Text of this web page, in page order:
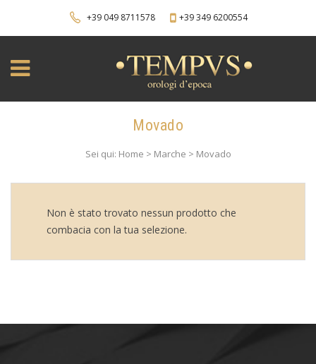
+39 049 8711578 +39 349 6200554
Movado
Sei qui: Home > Marche > Movado
Non è stato trovato nessun prodotto che
combacia con la tua selezione.